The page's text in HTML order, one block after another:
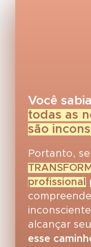
Você
todas as
são
Portanto,
profissional
alcançar
esse